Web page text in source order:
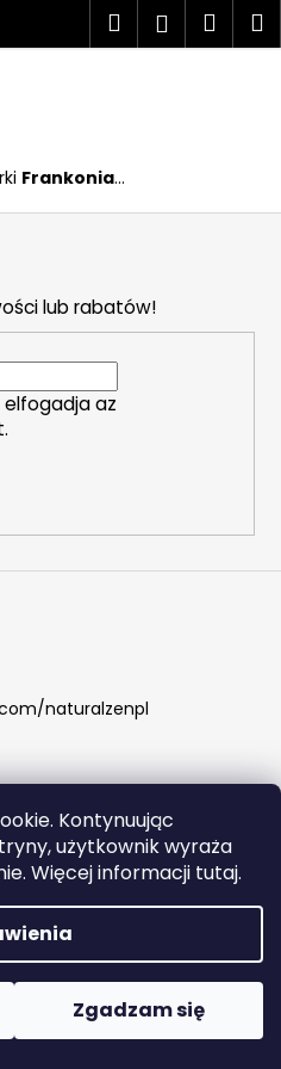
Kontynuując
użytkownik wyraża
Więcej informacji tutaj.
Zgadzam się
SzukajZaloguj
Frankonia...
lub rabatów!
az
naturalzenpl
Shoptet
. Wszystkie prawa
plików cookie